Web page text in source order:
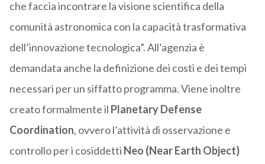
che faccia incontrare la visione scientifica della
comunità astronomica con la capacità trasformativa
dell’innovazione tecnologica”. All’agenzia è
demandata anche la definizione dei costi e dei tempi
necessari per un siffatto programma. Viene inoltre
creato formalmente il Planetary Defense
Coordination, ovvero l’attività di osservazione e
controllo per i cosiddetti Neo (Near Earth Object)